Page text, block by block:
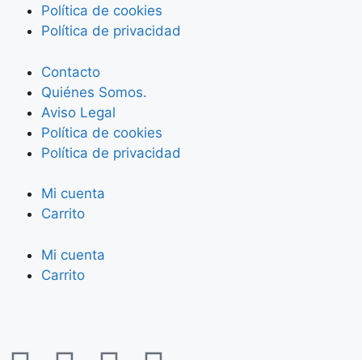
Política de cookies
Política de privacidad
Contacto
Quiénes Somos.
Aviso Legal
Política de cookies
Política de privacidad
Mi cuenta
Carrito
Mi cuenta
Carrito